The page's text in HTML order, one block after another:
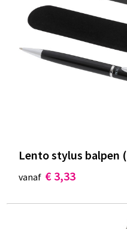
Lento stylus balpen
vanaf € 3,33